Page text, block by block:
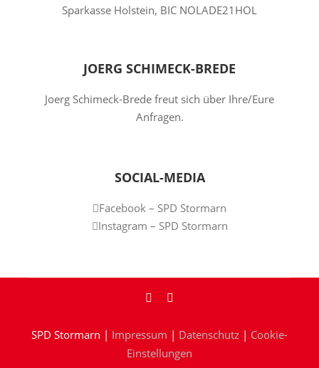
Sparkasse Holstein, BIC NOLADE21HOL
JOERG SCHIMECK-BREDE
Joerg Schimeck-Brede freut sich über Ihre/Eure
Anfragen.
SOCIAL-MEDIA
Facebook – SPD Stormarn
Instagram – SPD Stormarn
SPD Stormarn | Impressum | Datenschutz | Cookie-
Einstellungen